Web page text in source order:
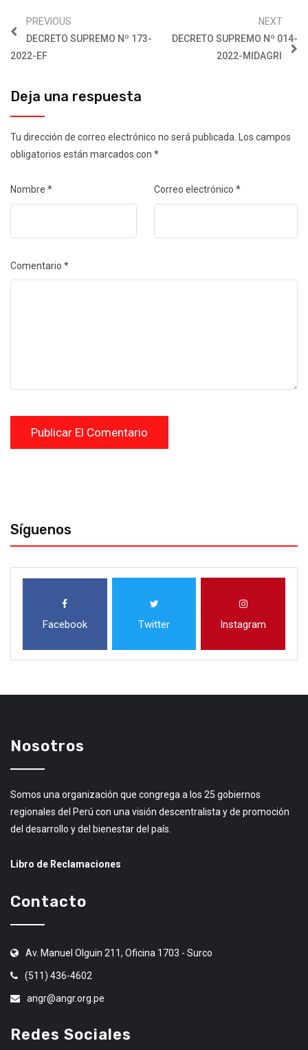
PREVIOUS
DECRETO SUPREMO Nº 173-
2022-EF
NEXT
DECRETO SUPREMO Nº 014-
2022-MIDAGRI
Deja una respuesta
Tu dirección de correo electrónico no será publicada.
Los campos
obligatorios están marcados con *
Nombre * Correo electrónico *
Comentario *
Síguenos
Facebook Twitter Instagram
Nosotros
Somos una organización que congrega a los 25 gobiernos
regionales del Perú con una visión descentralista y de promoción
del desarrollo y del bienestar del país.
Libro de Reclamaciones
Contacto
Av. Manuel Olguin 211, Oficina 1703 - Surco
(511) 436-4602
angr@angr.org.pe
Redes Sociales